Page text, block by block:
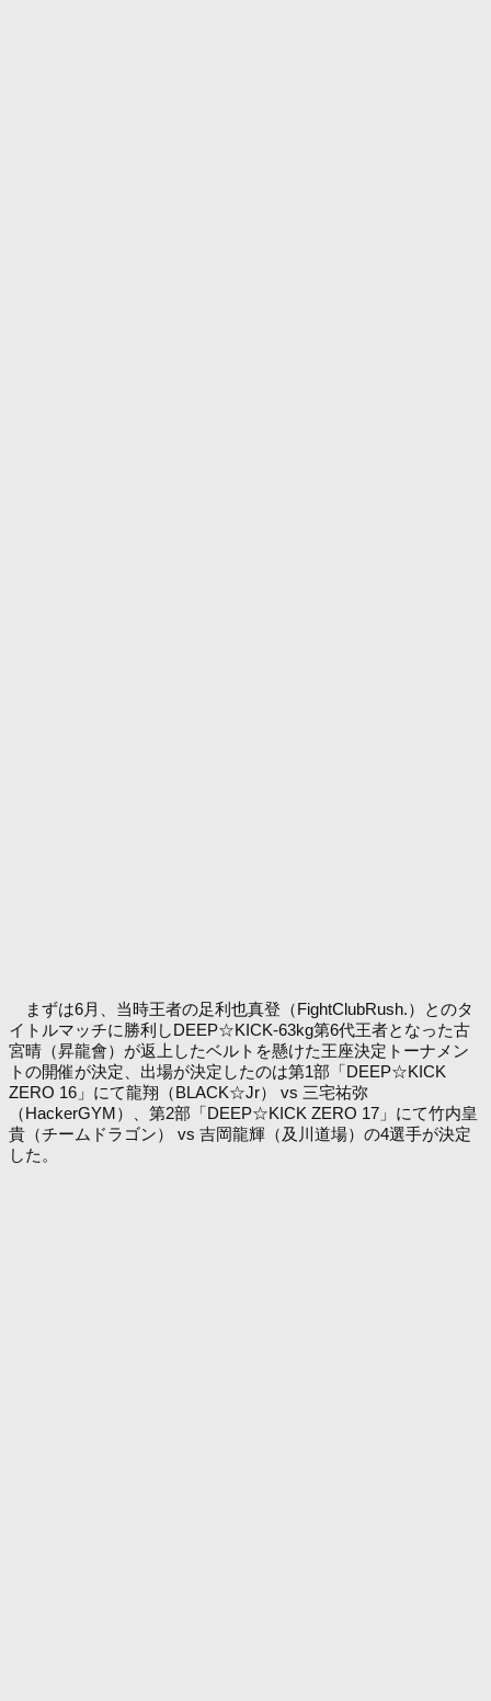
まずは6月、当時王者の足利也真登（FightClubRush.）とのタ
イトルマッチに勝利しDEEP☆KICK-63kg第6代王者となった古
宮晴（昇龍會）が返上したベルトを懸けた王座決定トーナメン
トの開催が決定、出場が決定したのは第1部「DEEP☆KICK
ZERO 16」にて龍翔（BLACK☆Jr） vs 三宅祐弥
（HackerGYM）、第2部「DEEP☆KICK ZERO 17」にて竹内皇
貴（チームドラゴン） vs 吉岡龍輝（及川道場）の4選手が決定
した。